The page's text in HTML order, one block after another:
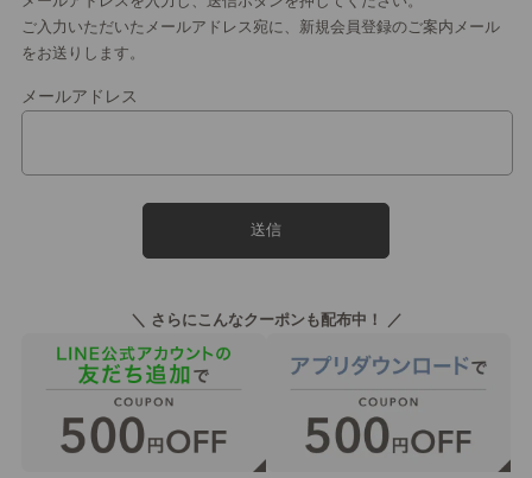
ご入力いただいたメールアドレス宛に、新規会員登録のご案内メール
をお送りします。
メールアドレス
＼ さらにこんなクーポンも配布中！ ／